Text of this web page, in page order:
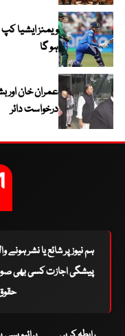
ہو گا
عمران خان
درخواست دائر
ہم نیوز پر شائع یا نشر ہونے
پیشگی اجازت کسی بھی